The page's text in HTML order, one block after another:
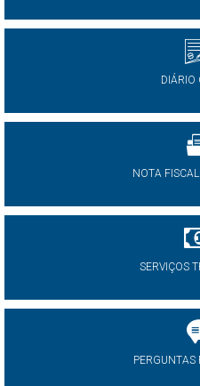
DIÁRIO
NOTA
SERVIÇOS
PERGUNTAS